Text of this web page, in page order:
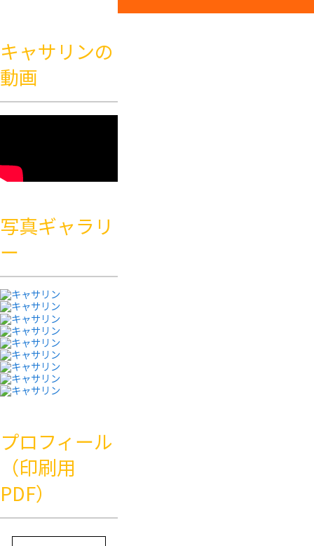
キャサリンの
動画
写真ギャラリ
ー
プロフィール
（印刷用
PDF）